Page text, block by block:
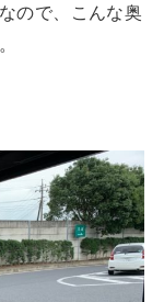
ので、こんな奥